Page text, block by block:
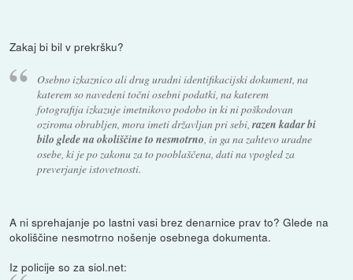
Zakaj bi bil v prekršku?
Osebno izkaznico ali drug uradni identifikacijski dokument, na
katerem so navedeni točni osebni podatki, na katerem
fotografija izkazuje imetnikovo podobo in ki ni poškodovan
oziroma obrabljen, mora imeti državljan pri sebi,razen kadar bi
bilo glede na okoliščine to nesmotrno, in ga na zahtevo uradne
osebe, ki je po zakonu za to pooblaščena, dati na vpogled za
preverjanje istovetnosti.
A ni sprehajanje po lastni vasi brez denarnice prav to? Glede na
okoliščine nesmotrno nošenje osebnega dokumenta.
Iz policije so za siol.net: